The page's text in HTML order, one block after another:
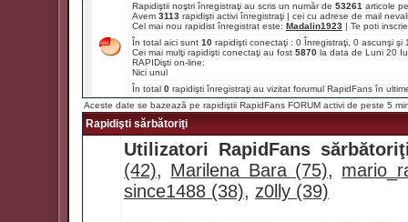
Rapidiştii noştri înregistraţi au scris un număr de 53261 articole
Avem 3113 rapidişti activi înregistraţi | cei cu adrese de mail
Cel mai nou rapidist înregistrat este: Madalin1923 | Te poti
În total aici sunt 10 rapidişti conectaţi : 0 Înregistraţi, 0 ascunşi
Cei mai mulţi rapidişti conectaţi au fost 5870 la data de Luni 20
RAPIDişti on-line:
Nici unul
În total 0 rapidişti înregistraţi au vizitat forumul RapidFans în
Aceste date se bazează pe rapidiştii RapidFans FORUM activi de peste 5
Rapidişti sărbătoriţi
Utilizatori RapidFans
(42), Marilena Bara (75),
since1488 (38), z0lly (39)